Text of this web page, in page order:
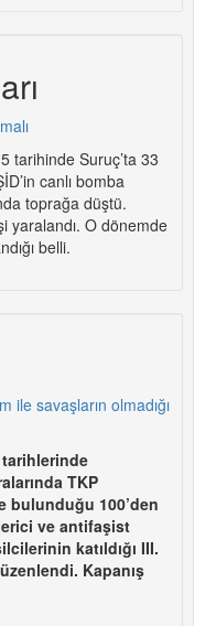
tarihinde Suruç’ta 33
canlı bomba
toprağa düştü.
yaralandı. O dönemde
belli.
savaşların olmadığı
tarihlerinde
TKP
bulunduğu 100’den
ve antifaşist
katıldığı III.
Kapanış